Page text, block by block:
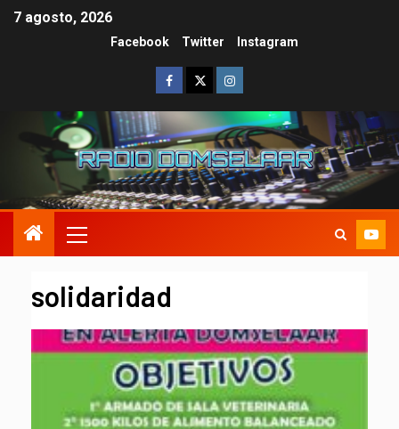
7 agosto, 2026
Facebook Twitter Instagram
solidaridad